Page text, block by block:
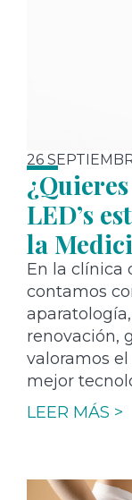
26
LED’s
la
En la clínica
contamos
renovación,
valoramos
mejor
LEER MÁS >